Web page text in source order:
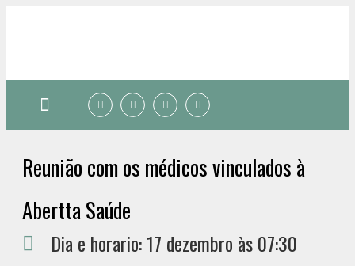
Reunião com os médicos vinculados à
Abertta Saúde
Dia e horario: 17 dezembro às 07:30